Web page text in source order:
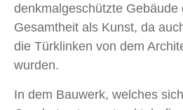
denkmalgeschützte Gebäude
Gesamtheit als Kunst, da
die Türklinken von dem
wurden.
In dem Bauwerk, welches